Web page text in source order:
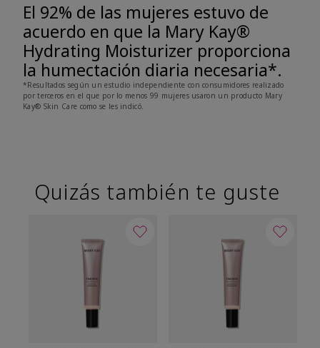
El 92% de las mujeres estuvo de
acuerdo en que la Mary Kay®
Hydrating Moisturizer proporciona
la humectación diaria necesaria*.
*Resultados según un estudio independiente con consumidores realizado
por terceros en el que por lo menos 99 mujeres usaron un producto Mary
Kay® Skin Care como se les indicó.
Quizás también te guste